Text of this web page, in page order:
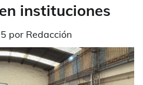
instituciones
por Redacción